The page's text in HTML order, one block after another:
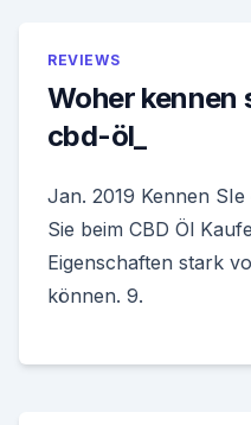
REVIEWS
Woher kennen
cbd-öl_
Jan. 2019 Kennen
Sie beim CBD Öl
Eigenschaften stark
können. 9.